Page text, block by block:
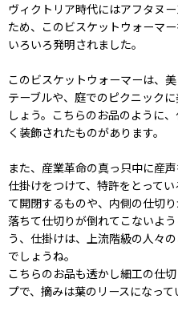
ヴィクトリア時代にはアフタヌ
ため、このビスケットウォーマ
いろいろ発明されました。
このビスケットウォーマーは、
テーブルや、庭でのピクニック
しょう。こちらのお品のように
く装飾されたものがあります。
また、産業革命の真っ只中に産
仕掛けをつけて、特許をとって
て開閉するものや、内側の仕切
落ちて仕切りが倒れてこないよ
う、仕掛けは、上流階級の人々
でしょうね。
こちらのお品も透かし細工の仕
プで、摘みは葉のリースになって